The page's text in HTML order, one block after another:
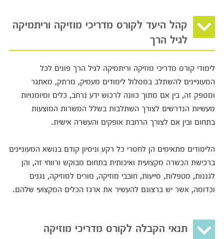
קהל היעד לקורס מדריכי מוזיקה וריתמיקה
לגיל הרך
לימודי קורס מדריכי מוזיקה וריתמיקה לגיל הרך פונים לכל
המעוניינים להשתלב במסלול לימודים מעמיק, מרתק, מאתגר
ומספק זה, בין אם מתוך כוונה לרכוש ידע נרחב, כלים ומיומנויות
מעשיות הנדרשים לצורך השתלבות בשלל המשרות המוצעות
בתחום ובין אם לצורך הרחבת אופקים והעשרה אישית.
הלימודים מתאימים הן לחסרי כל רקע וניסיון קודם בנושא המעוניינים
ברכישת הכשרה מקצועית ואיכותית בתחום מבוקש ורווחי זה, והן
לגננות, מטפלות, סייעות, חובבי מוזיקה, מורים למוזיקה, נגנים
וכדומה, אשר יש ברצונם להעשיר את ארגז הכלים המקצועי שלהם.
תנאי הקבלה לקורס מדריכי מוזיקה